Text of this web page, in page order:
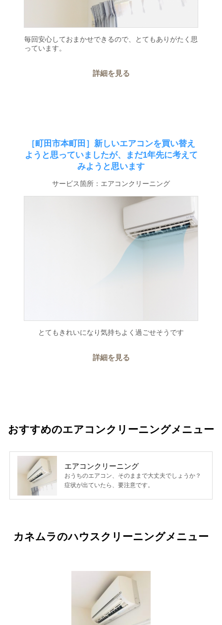
毎回安心しておまかせできるので、とてもありがたく思
っています。
詳細を見る
［町田市本町田］新しいエアコンを買い替え
ようと思っていましたが、まだ1年先に考えて
みようと思います
サービス箇所：エアコンクリーニング
とてもきれいになり気持ちよく過ごせそうです
詳細を見る
おすすめのエアコンクリーニングメニュー
エアコンクリーニング
おうちのエアコン、そのままで大丈夫でしょうか？
症状が出ていたら、要注意です。
カネムラのハウスクリーニングメニュー